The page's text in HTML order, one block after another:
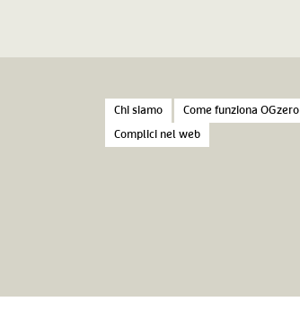
Chi siamo Come funziona OGzero
Complici nel web